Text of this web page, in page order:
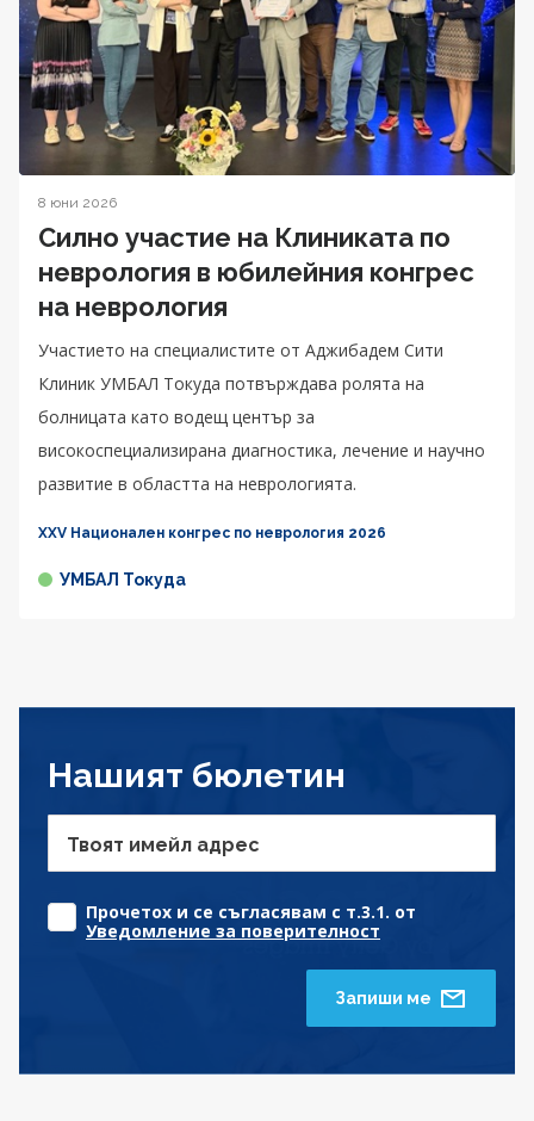
8 юни 2026
Силно участие на Клиниката по
неврология в юбилейния конгрес
на неврология
Участието на специалистите от Аджибадем Сити
Клиник УМБАЛ Токуда потвърждава ролята на
болницата като водещ център за
високоспециализирана диагностика, лечение и научно
развитие в областта на неврологията.
XXV Национален конгрес по неврология 2026
УМБАЛ Токуда
Нашият бюлетин
Твоят имейл адрес
Прочетох и се съгласявам с т.3.1. от
Уведомление за поверителност
Запиши ме